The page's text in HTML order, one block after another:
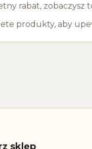
rabat, zobaczysz
produkty, aby
sklep